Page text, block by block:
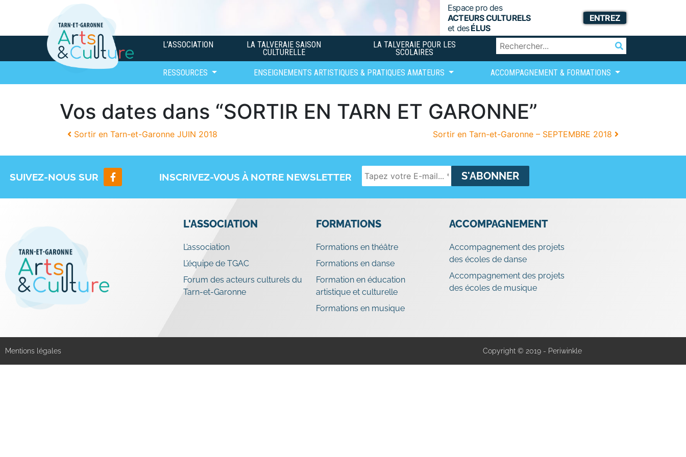
Espace pro des
ACTEURS CULTURELS
et desÉLUS
ENTREZ
L’ASSOCIATION LA TALVERAIE SAISON
CULTURELLE
LA TALVERAIE POUR LES
SCOLAIRES
RESSOURCES ENSEIGNEMENTS ARTISTIQUES & PRATIQUES AMATEURS ACCOMPAGNEMENT & FORMATIONS
Vos dates dans “SORTIR EN TARN ET GARONNE”
Sortir en Tarn-et-Garonne JUIN 2018 Sortir en Tarn-et-Garonne – SEPTEMBRE 2018
SUIVEZ-NOUS SUR INSCRIVEZ-VOUS À NOTRE NEWSLETTER
L'ASSOCIATION
L’association
L’équipe de TGAC
Forum des acteurs culturels du
Tarn-et-Garonne
FORMATIONS
Formations en théâtre
Formations en danse
Formation en éducation
artistique et culturelle
Formations en musique
ACCOMPAGNEMENT
Accompagnement des projets
des écoles de danse
Accompagnement des projets
des écoles de musique
Mentions légales Copyright © 2019 - Periwinkle